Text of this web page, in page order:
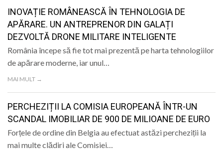
INOVAȚIE ROMÂNEASCĂ ÎN TEHNOLOGIA DE
APĂRARE. UN ANTREPRENOR DIN GALAȚI
DEZVOLTĂ DRONE MILITARE INTELIGENTE
România începe să fie tot mai prezentă pe harta tehnologiilor
de apărare moderne, iar unul…
MAI MULT →
PERCHEZIȚII LA COMISIA EUROPEANĂ ÎNTR-UN
SCANDAL IMOBILIAR DE 900 DE MILIOANE DE EURO
Forțele de ordine din Belgia au efectuat astăzi percheziții la
mai multe clădiri ale Comisiei…